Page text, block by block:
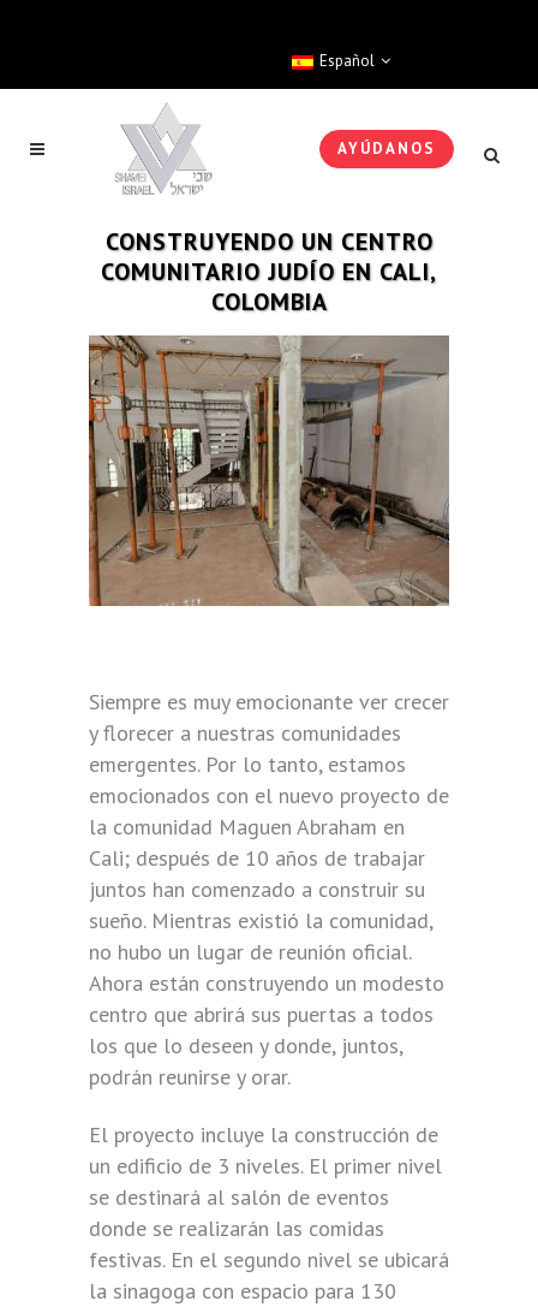
Español
AYÚDANOS
CONSTRUYENDO UN CENTRO
COMUNITARIO JUDÍO EN CALI,
COLOMBIA
Siempre es muy emocionante ver crecer
y florecer a nuestras comunidades
emergentes. Por lo tanto, estamos
emocionados con el nuevo proyecto de
la comunidad Maguen Abraham en
Cali; después de 10 años de trabajar
juntos han comenzado a construir su
sueño. Mientras existió la comunidad,
no hubo un lugar de reunión oficial.
Ahora están construyendo un modesto
centro que abrirá sus puertas a todos
los que lo deseen y donde, juntos,
podrán reunirse y orar.
El proyecto incluye la construcción de
un edificio de 3 niveles. El primer nivel
se destinará al salón de eventos
donde se realizarán las comidas
festivas. En el segundo nivel se ubicará
la sinagoga con espacio para 130